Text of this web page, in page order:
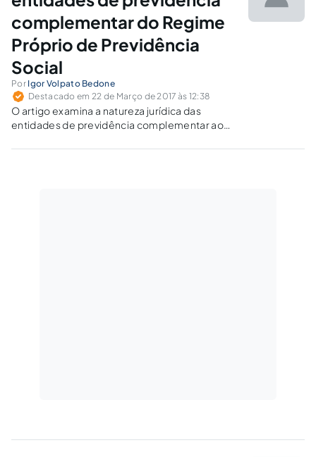
complementar do Regime
Próprio de Previdência
Social
Por Igor Volpato Bedone
Destacado em 22 de Março de 2017 às 12:38
O artigo examina a natureza jurídica das
entidades de previdência complementar ao
Constituição Federal, instituídas pela União